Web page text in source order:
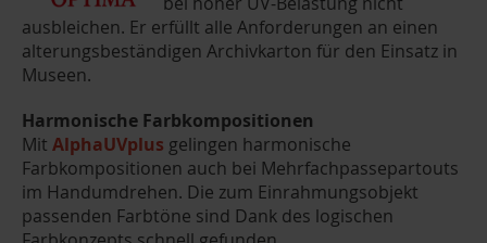
ausbleichen. Er erfüllt alle Anforderungen an einen
alterungsbeständigen Archivkarton für den Einsatz in
Museen.
Harmonische Farbkompositionen
Mit AlphaUVplus gelingen harmonische
Farbkompositionen auch bei Mehrfachpassepartouts
im Handumdrehen. Die zum Einrahmungsobjekt
passenden Farbtöne sind Dank des logischen